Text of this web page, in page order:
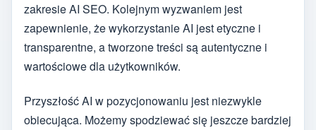
zakresie AI SEO. Kolejnym wyzwaniem jest
zapewnienie, że wykorzystanie AI jest etyczne i
transparentne, a tworzone treści są autentyczne i
wartościowe dla użytkowników.
Przyszłość AI w pozycjonowaniu jest niezwykle
obiecująca. Możemy spodziewać się jeszcze bardziej